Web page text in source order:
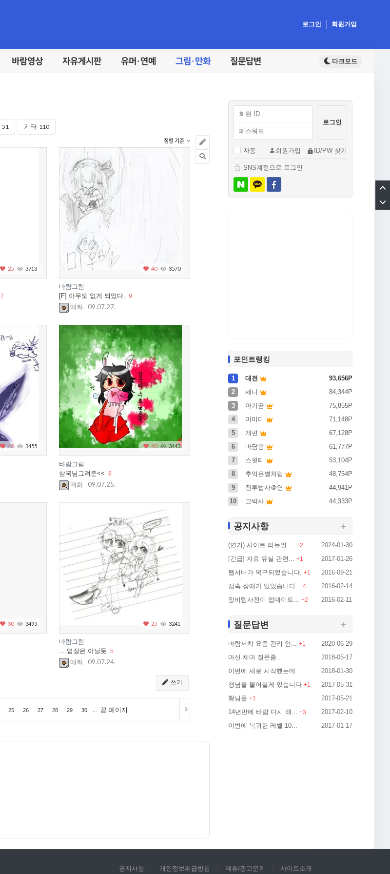
로그인 회원가입
바람영상 자유게시판 유머·연예 그림·만화 질문답변
51 기타 110
정렬 기준
25 3713
7
40 3570
바람그림
[F] 아무도 없게 되었다.
9
매화 09.07.27.
45 3455 40 3443
바람그림
삼국님그려준<< 8
매화 09.07.25.
30 3495 25 3241
바람그림
....염장은 아닐듯 5
매화 09.07.24.
쓰기
25 26 27 28 29 30 끝 페이지
자동 회원가입 ID/PW 찾기
SNS계정으로 로그인
포인트랭킹
1 대전
93,656P
2
세니
84,344P
3
아기곰
75,855P
4
미미미
71,148P
5
개편
67,128P
6
바담풍
61,777P
7
스윗티
53,104P
8
추억은별처럼
48,754P
9
전투법사＠연
44,941P
10
고박사 44,333P
공지사항
(연기) 사이트 리뉴얼 ... +2
2024-01-30
[긴급] 자료 유실 관련... +1
2017-01-26
웹서버가 복구되었습니다. +1
2016-09-21
접속 장애가 있었습니다. +4
2016-02-14
장비템사전이 업데이트... +2 2016-02-11
질문답변
바람서치 요즘 관리 안... +1
2020-06-29
마신 체마 질문좀..
2018-05-17
이번에 새로 시작했는데
2018-01-30
형님들 물어볼게 있습니다 +1
2017-05-31
형님들 +1
2017-05-21
14년만에 바람 다시 해... +3
2017-02-10
이번에 복귀한 레벨 10...
2017-01-17
공지사항 개인정보취급방침 제휴/광고문의 사이트소개